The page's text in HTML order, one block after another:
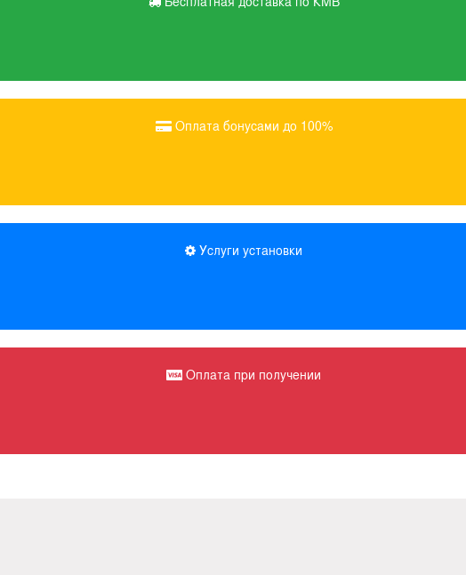
Оплата бонусами до 100%
Услуги установки
Оплата при получении